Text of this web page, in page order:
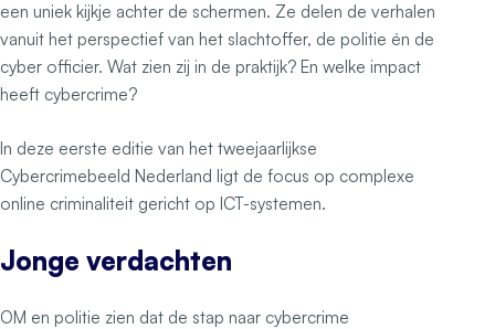
een uniek kijkje achter de schermen. Ze delen de verhalen
vanuit het perspectief van het slachtoffer, de politie én de
cyber officier. Wat zien zij in de praktijk? En welke impact
heeft cybercrime?
In deze eerste editie van het tweejaarlijkse
Cybercrimebeeld Nederland ligt de focus op complexe
online criminaliteit gericht op ICT-systemen.
Jonge verdachten
OM en politie zien dat de stap naar cybercrime